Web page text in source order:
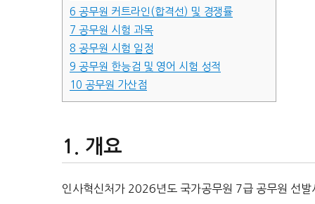
6 공무원 커트라인(합격선) 및 경쟁률
7 공무원 시험 과목
8 공무원 시험 일정
9 공무원 한능검 및 영어 시험 성적
10 공무원 가산점
개요
인사혁신처가 2026년도 국가공무원 7급 공무원 선발